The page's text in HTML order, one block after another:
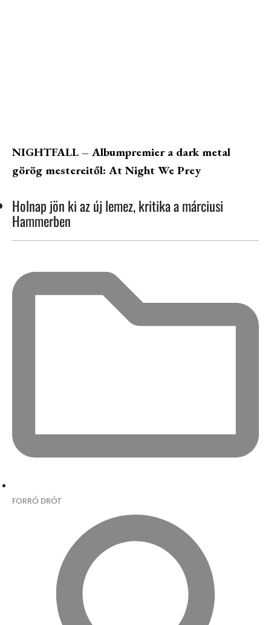
NIGHTFALL – Albumpremier a dark metal
görög mestereitől: At Night We Prey
Holnap jön ki az új lemez, kritika a márciusi
Hammerben
FORRÓ DRÓT